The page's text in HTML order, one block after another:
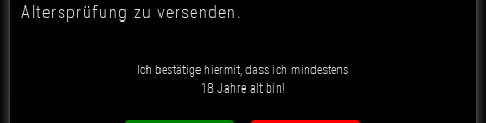
Illegal 200g
Altersprüfung zu versenden.
Ich bestätige hiermit, dass ich mindestens
18 Jahre alt bin!